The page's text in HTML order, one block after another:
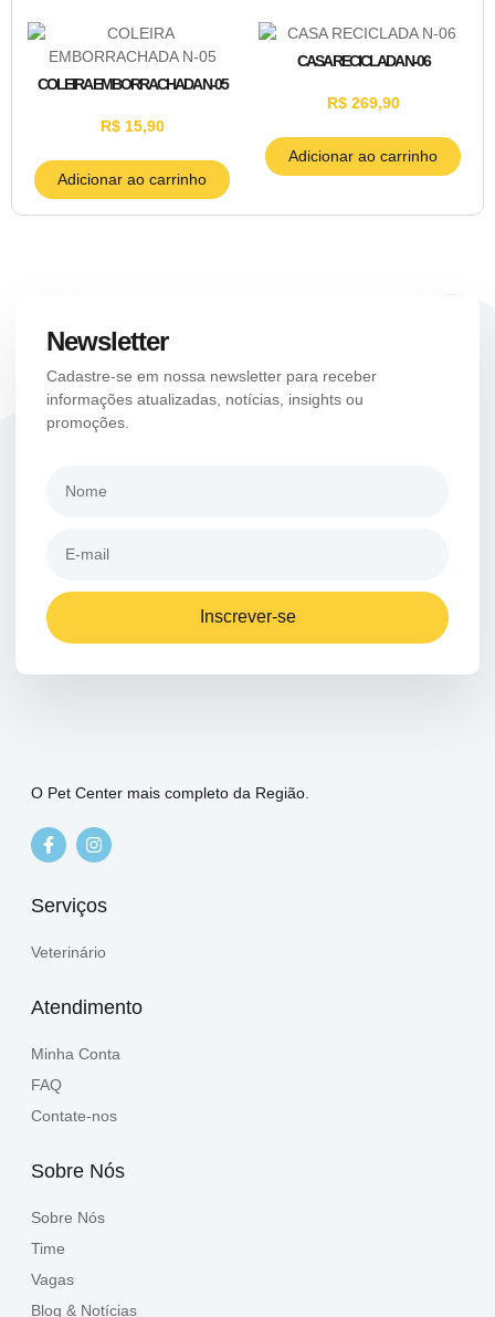
COLEIRA EMBORRACHADA N-05
R$15,90
Adicionar ao carrinho
CASA RECICLADA N-06
R$269,90
Adicionar ao carrinho
Newsletter
Cadastre-se em nossa newsletter para receber
informações atualizadas, notícias, insights ou
promoções.
Inscrever-se
O Pet Center mais completo da Região.
Serviços
Veterinário
Atendimento
Minha Conta
FAQ
Contate-nos
Sobre Nós
Sobre Nós
Time
Vagas
Blog & Notícias